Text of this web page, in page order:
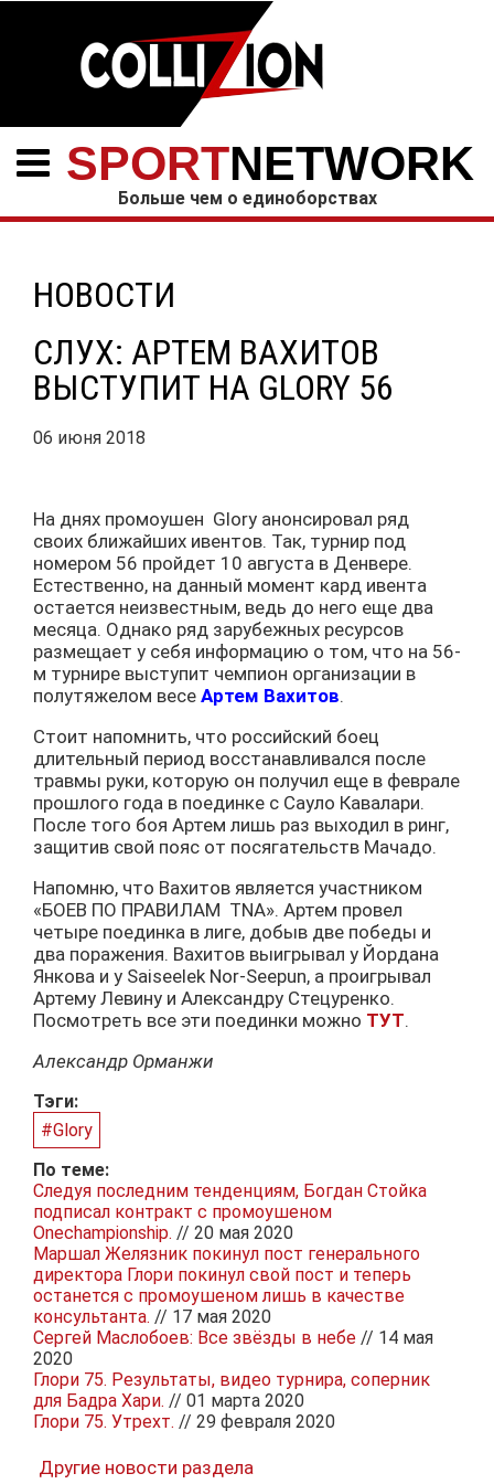
SPORTNETWORK
Больше чем о единоборствах
НОВОСТИ
СЛУХ: АРТЕМ ВАХИТОВ
ВЫСТУПИТ НА GLORY 56
06 июня 2018
На днях промоушен Glory анонсировал ряд
своих ближайших ивентов. Так, турнир под
номером 56 пройдет 10 августа в Денвере.
Естественно, на данный момент кард ивента
остается неизвестным, ведь до него еще два
месяца. Однако ряд зарубежных ресурсов
размещает у себя информацию о том, что на 56-
м турнире выступит чемпион организации в
полутяжелом весе Артем Вахитов.
Стоит напомнить, что российский боец
длительный период восстанавливался после
травмы руки, которую он получил еще в феврале
прошлого года в поединке с Сауло Кавалари.
После того боя Артем лишь раз выходил в ринг,
защитив свой пояс от посягательств Мачадо.
Напомню, что Вахитов является участником
«БОЕВ ПО ПРАВИЛАМ TNA». Артем провел
четыре поединка в лиге, добыв две победы и
два поражения. Вахитов выигрывал у Йордана
Янкова и у Saiseelek Nor-Seepun, а проигрывал
Артему Левину и Александру Стецуренко.
Посмотреть все эти поединки можно ТУТ.
Александр Орманжи
Тэги:
#Glory
По теме:
Следуя последним тенденциям, Богдан Стойка
подписал контракт с промоушеном
Onechampionship. // 20 мая 2020
Маршал Желязник покинул пост генерального
директора Глори покинул свой пост и теперь
останется с промоушеном лишь в качестве
консультанта. // 17 мая 2020
Сергей Маслобоев: Все звёзды в небе // 14 мая
2020
Глори 75. Результаты, видео турнира, соперник
для Бадра Хари. // 01 марта 2020
Глори 75. Утрехт. // 29 февраля 2020
Другие новости раздела